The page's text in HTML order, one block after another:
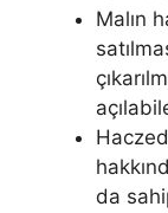
Malın
da